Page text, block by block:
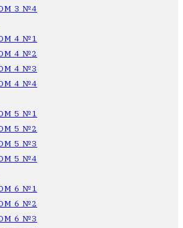
3 №4
4 №1
4 №2
4 №3
4 №4
5 №1
5 №2
5 №3
5 №4
6 №1
6 №2
6 №3